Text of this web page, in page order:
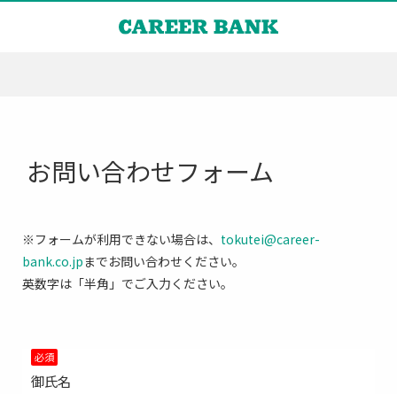
お問い合わせフォーム
※フォームが利用できない場合は、 tokutei@career-
bank.co.jpまでお問い合わせください。
英数字は「半角」でご入力ください。
必須
御氏名